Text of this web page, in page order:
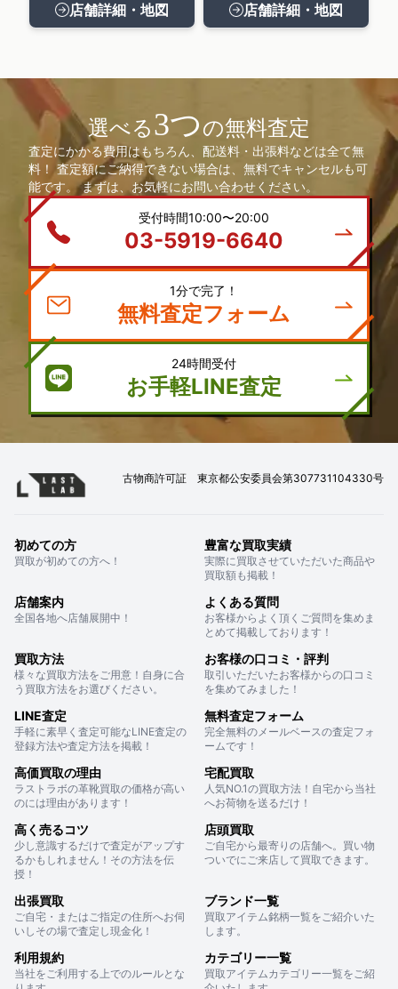
店舗詳細・地図 店舗詳細・地図
選べる3つの無料査定
査定にかかる費用はもちろん、配送料・出張料などは全て無
料！ 査定額にご納得できない場合は、無料でキャンセルも可
能です。 まずは、お気軽にお問い合わせください。
受付時間10:00〜20:00
03-5919-6640
1分で完了！
無料査定フォーム
24時間受付
お手軽LINE査定
古物商許可証 東京都公安委員会第307731104330号
初めての方
買取が初めての方へ！
豊富な買取実績
実際に買取させていただいた商品や
買取額も掲載！
店舗案内
全国各地へ店舗展開中！
よくある質問
お客様からよく頂くご質問を集めま
とめて掲載しております！
買取方法
様々な買取方法をご用意！自身に合
う買取方法をお選びください。
お客様の口コミ・評判
取引いただいたお客様からの口コミ
を集めてみました！
LINE査定
手軽に素早く査定可能なLINE査定の
登録方法や査定方法を掲載！
無料査定フォーム
完全無料のメールベースの査定フォ
ームです！
高価買取の理由
ラストラボの革靴買取の価格が高い
のには理由があります！
宅配買取
人気NO.1の買取方法！自宅から当社
へお荷物を送るだけ！
高く売るコツ
少し意識するだけで査定がアップす
るかもしれません！その方法を伝
授！
店頭買取
ご自宅から最寄りの店舗へ。買い物
ついでにご来店して買取できます。
出張買取
ご自宅・またはご指定の住所へお伺
いしその場で査定し現金化！
ブランド一覧
買取アイテム銘柄一覧をご紹介いた
します。
利用規約
当社をご利用する上でのルールとな
カテゴリー一覧
買取アイテムカテゴリー一覧をご紹